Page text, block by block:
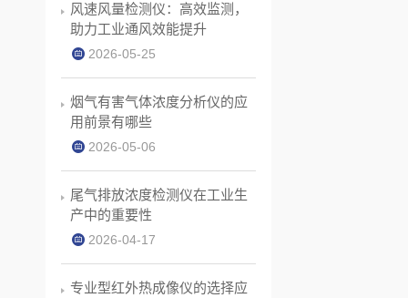
风速风量检测仪：高效监测，
助力工业通风效能提升
2026-05-25
烟气有害气体浓度分析仪的应
用前景有哪些
2026-05-06
尾气排放浓度检测仪在工业生
产中的重要性
2026-04-17
专业型红外热成像仪的选择应